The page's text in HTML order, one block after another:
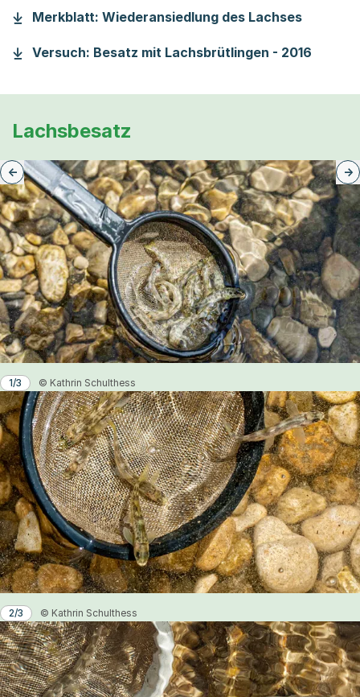
Merkblatt: Wiederansiedlung des Lachses(Startet
Versuch: Besatz mit Lachsbrütlingen - 2016
Lachsbesatz
1/3 © Kathrin Schulthess
2/3 © Kathrin Schulthess